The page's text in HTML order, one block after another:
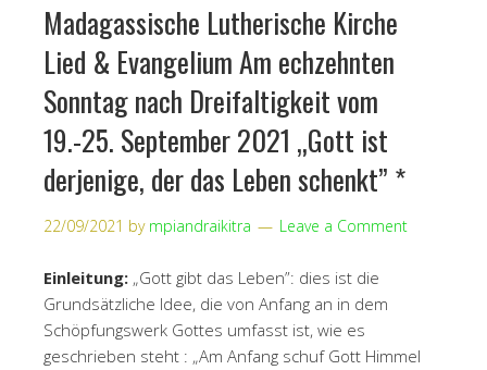
Madagassische Lutherische Kirche
Lied & Evangelium Am echzehnten
Sonntag nach Dreifaltigkeit vom
19.-25. September 2021 „Gott ist
derjenige, der das Leben schenkt” *
22/09/2021 by mpiandraikitra Leave a Comment
Einleitung: „Gott gibt das Leben”: dies ist die
Grundsätzliche Idee, die von Anfang an in dem
Schöpfungswerk Gottes umfasst ist, wie es
geschrieben steht : „Am Anfang schuf Gott Himmel